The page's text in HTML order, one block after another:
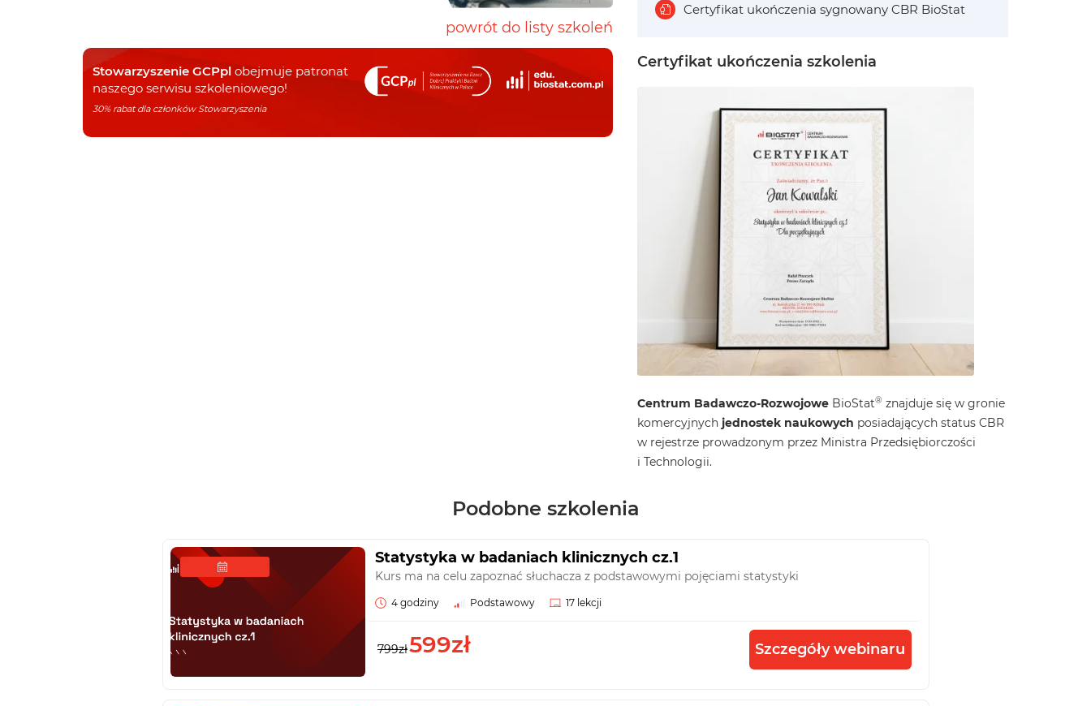
powrót do listy szkoleń
Stowarzyszenie GCPpl obejmuje patronat
naszego serwisu szkoleniowego!
30% rabat dla członków Stowarzyszenia
Certyfikat ukończenia sygnowany CBR BioStat
Certyfikat ukończenia szkolenia
Centrum Badawczo-RozwojoweBioStat® znajduje się w gronie
komercyjnych jednostek naukowych posiadających status CBR
w rejestrze prowadzonym przez Ministra Przedsiębiorczości
i Technologii.
Podobne szkolenia
Statystyka w badaniach klinicznych cz.1
Kurs ma na celu zapoznać słuchacza z podstawowymi pojęciami statystyki
4 godziny Podstawowy 17 lekcji
799zł599zł Szczegóły webinaru